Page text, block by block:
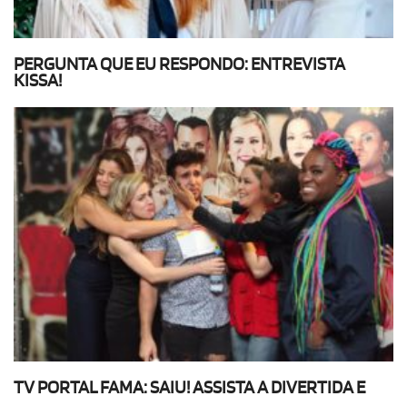
PERGUNTA QUE EU RESPONDO: ENTREVISTA
KISSA!
TV PORTAL FAMA: SAIU! ASSISTA A DIVERTIDA E